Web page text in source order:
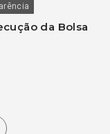
da Bolsa